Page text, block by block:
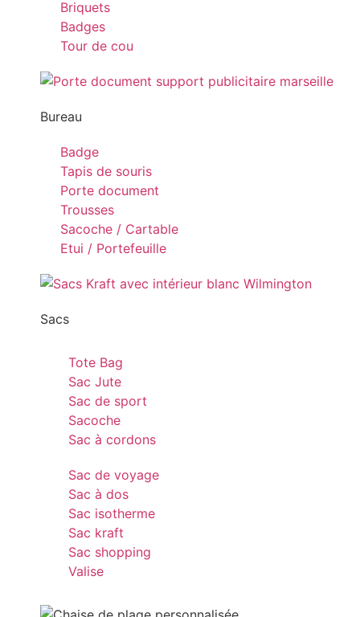
Briquets
Badges
Tour de cou
Bureau
Badge
Tapis de souris
Porte document
Trousses
Sacoche / Cartable
Etui / Portefeuille
Sacs
Tote Bag
Sac Jute
Sac de sport
Sacoche
Sac à cordons
Sac de voyage
Sac à dos
Sac isotherme
Sac kraft
Sac shopping
Valise